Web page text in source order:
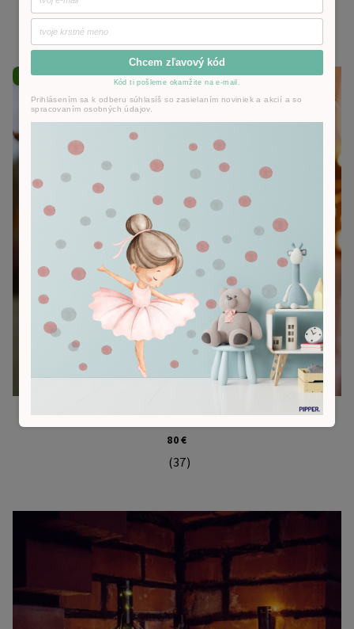
Doprava zadarmo
Vonkajšia svetelná reťaz s LED žiarovkami - 20 m
80 €
Priemerné hodnotenie produktu
(37)
Chcem zľavový kód
Kód ti pošleme okamžite na e-mail.
Prihlásením sa k odberu súhlasíš so zasielaním noviniek a akcií a so
spracovaním osobných údajov.